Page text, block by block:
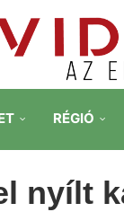
RÉGIÓ
nyílt